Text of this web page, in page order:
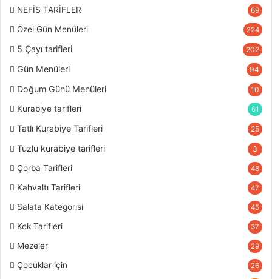
NEFİS TARİFLER 69
Özel Gün Menüleri 224
5 Çayı tarifleri 202
Gün Menüleri 94
Doğum Günü Menüleri 10
Kurabiye tarifleri 61
Tatlı Kurabiye Tarifleri 25
Tuzlu kurabiye tarifleri 3
Çorba Tarifleri 48
Kahvaltı Tarifleri 47
Salata Kategorisi 45
Kek Tarifleri 37
Mezeler 29
Çocuklar için 26